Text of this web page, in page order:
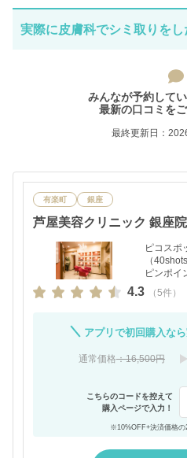
実際に皮膚科でシミ取りをし
みんなが予約して
最新の口コミをご
最終更新日：
有楽町 銀座
芦屋美容クリニック 銀座院
ピコスポ
（
ピンポイ
4.3 （5件）
アプリで初回購入な
通常価格：16,500円
こちらのコードを控えて
購入ページで入力！
※10%OFF+決済価格の